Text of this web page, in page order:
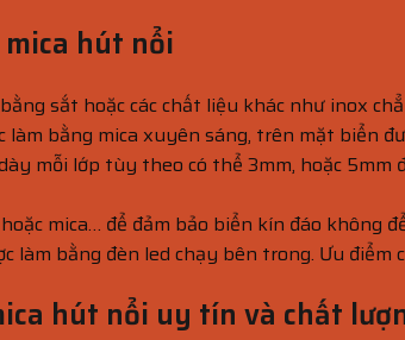
hút nổi
sắt hoặc các chất liệu khác như inox
làm bằng mica xuyên sáng, trên mặt biển
mỗi lớp tùy theo có thể 3mm, hoặc
mica… để đảm bảo biển kín đáo
làm bằng đèn led chạy bên trong. Ưu
hút nổi uy tín và chất